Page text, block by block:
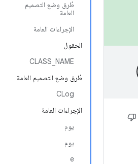
طُرق وضع التصميم
العامة
الإجراءات العامة
الحقول
CLASS_NAME
طُرق وضع التصميم العامة
CLog
الإجراءات العامة
يوم
يوم
e